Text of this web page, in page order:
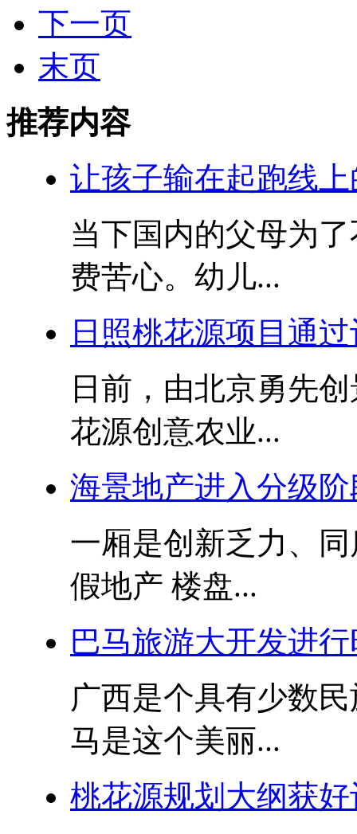
下一页
末页
推荐内容
让孩子输在起跑线
当下国内的父母为
费苦心。幼儿...
日照桃花源项目通
日前，由北京勇先
花源创意农业...
海景地产进入分级阶
一厢是创新乏力、
假地产 楼盘...
巴马旅游大开发进行
广西是个具有少数
马是这个美丽...
桃花源规划大纲获好